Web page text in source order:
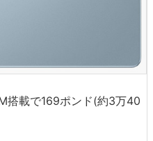
搭載で169ポンド(約3万40